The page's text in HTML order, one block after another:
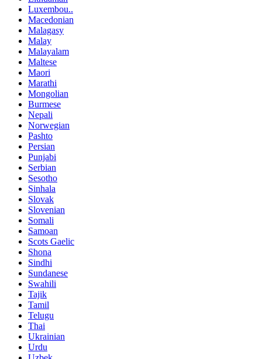
Luxembou..
Macedonian
Malagasy
Malay
Malayalam
Maltese
Maori
Marathi
Mongolian
Burmese
Nepali
Norwegian
Pashto
Persian
Punjabi
Serbian
Sesotho
Sinhala
Slovak
Slovenian
Somali
Samoan
Scots Gaelic
Shona
Sindhi
Sundanese
Swahili
Tajik
Tamil
Telugu
Thai
Ukrainian
Urdu